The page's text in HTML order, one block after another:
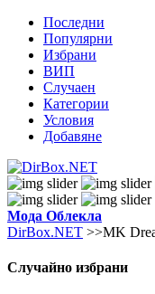
Последни
Популярни
Избрани
ВИП
Случаен
Категории
Условия
Добавяне
Мода Облекла
DirBox.NET >>MK
Случайно избрани